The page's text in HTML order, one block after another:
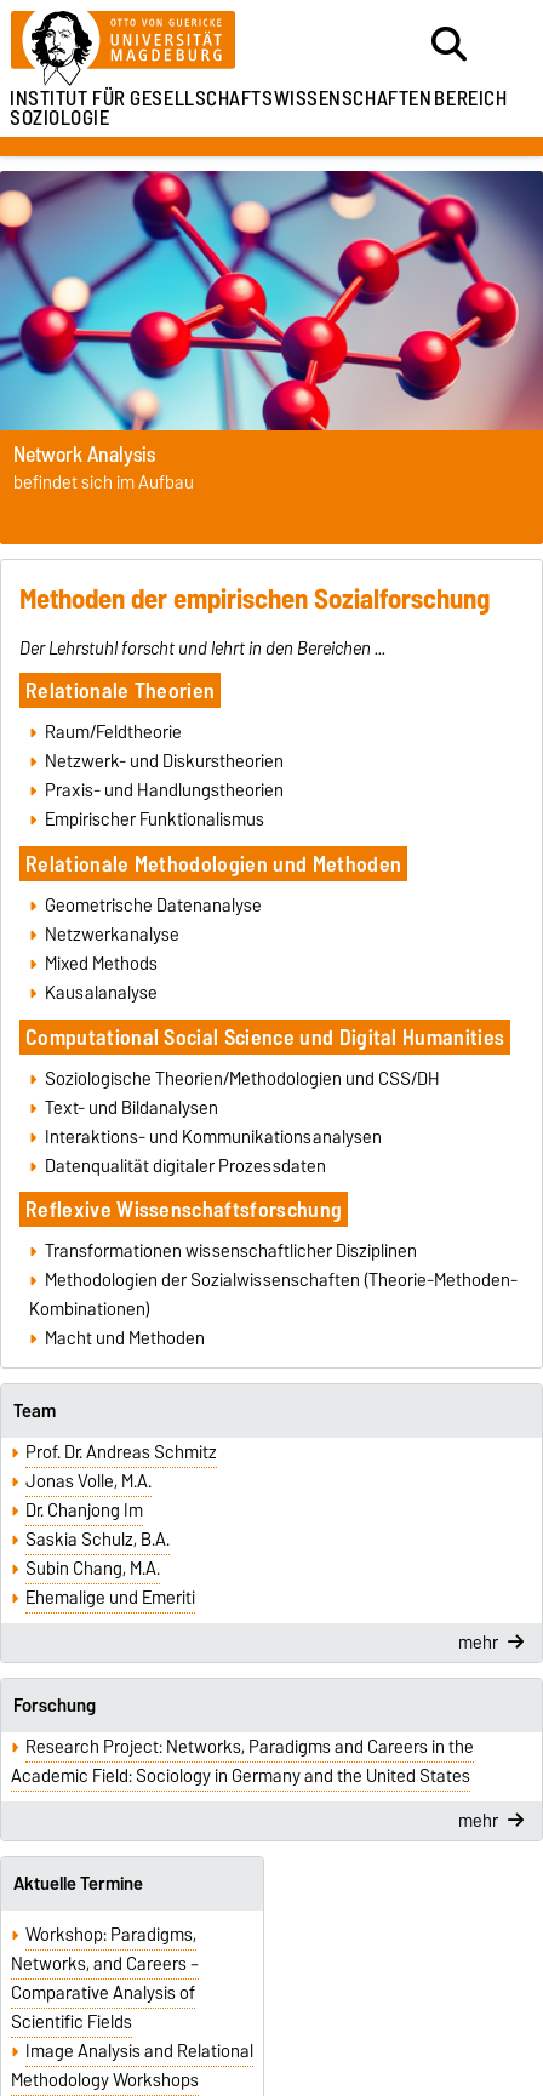
INSTITUT FÜRGESELLSCHAFTSWISSENSCHAFTENBEREICH
SOZIOLOGIE
Network Analysis
befindet sich im Aufbau
Methoden der empirischen Sozialforschung
Der Lehrstuhl forscht und lehrt in den Bereichen ...
Relationale Theorien
Raum/Feldtheorie
Netzwerk- und Diskurstheorien
Praxis- und Handlungstheorien
Empirischer Funktionalismus
Relationale Methodologien und Methoden
Geometrische Datenanalyse
Netzwerkanalyse
Mixed Methods
Kausalanalyse
Computational Social Science und Digital Humanities
Soziologische Theorien/Methodologien und CSS/DH
Text- und Bildanalysen
Interaktions- und Kommunikationsanalysen
Datenqualität digitaler Prozessdaten
Reflexive Wissenschaftsforschung
Transformationen wissenschaftlicher Disziplinen
Methodologien der Sozialwissenschaften (Theorie-Methoden-
Kombinationen)
Macht und Methoden
Team
Prof. Dr. Andreas Schmitz
Jonas Volle, M.A.
Dr. Chanjong Im
Saskia Schulz, B.A.
Subin Chang, M.A.
Ehemalige und Emeriti
mehr
Forschung
Research Project: Networks, Paradigms and Careers in the
Academic Field: Sociology in Germany and the United States
mehr
Aktuelle Termine
Workshop: Paradigms,
Networks, and Careers –
Comparative Analysis of
Scientific Fields
Image Analysis and Relational
Methodology Workshops